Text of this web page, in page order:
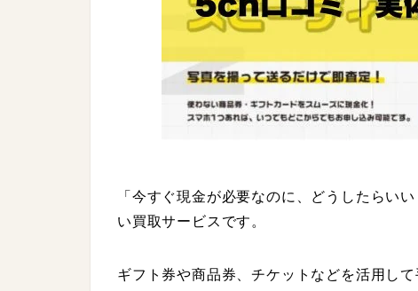
「今すぐ現金が必要なのに、どうしたらい
い買取サービスです。
ギフト券や商品券、チケットなどを活用し